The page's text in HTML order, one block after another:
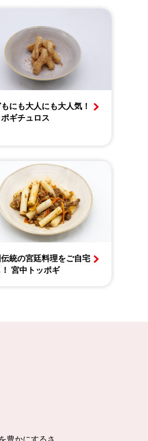
にも大人にも大人気！
ポギチュロス
統の宮廷料理をご自宅
宮中トッポギ
豊かにするさ